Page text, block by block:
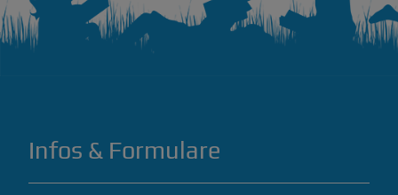
Infos & Formulare